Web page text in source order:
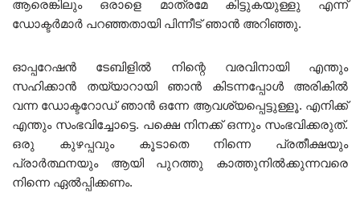
ആരെങ്കിലും ഒരാളെ മാത്രമേ കിട്ടുകയുള്ളു എന്ന്
ഡോക്ടർമാർ പറഞ്ഞതായി പിന്നീട് ഞാൻ അറിഞ്ഞു.
ഓപ്പറേഷൻ ടേബിളിൽ നിന്റെ വരവിനായി എന്തും
സഹിക്കാൻ തയ്യാറായി ഞാൻ കിടന്നപ്പോൾ അരികിൽ
വന്ന ഡോക്ടറോഡ് ഞാൻ ഒന്നേ ആവശ്യപ്പെട്ടുള്ളൂ. എനിക്ക്
എന്തും സംഭവിച്ചോട്ടെ. പക്ഷെ നിനക്ക് ഒന്നും സംഭവിക്കരുത്.
ഒരു കുഴപ്പവും കൂടാതെ നിന്നെ പ്രതീക്ഷയും
പ്രാർത്ഥനയും ആയി പുറത്തു കാത്തുനിൽക്കുന്നവരെ
നിന്നെ ഏൽപ്പിക്കണം.